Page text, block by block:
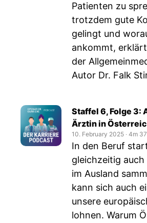
Patienten zu
trotzdem gute
gelingt und
ankommt,
der
Autor Dr. Falk
Staffel 6, Folge 3:
Ärztin in
10. February 2025 ‧ 4m
In den Beruf
gleichzeitig
im Ausland
kann sich auch
unsere
lohnen. Warum